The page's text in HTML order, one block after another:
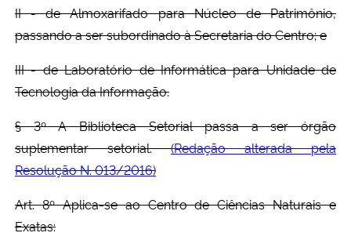
II - de Almoxarifado para Núcleo de Patrimônio,
passando a ser subordinado à Secretaria do Centro; e
III - de Laboratório de Informática para Unidade de
Tecnologia da Informação.
§ 3º A Biblioteca Setorial passa a ser órgão
suplementar setorial.
(Redação alterada pela
Resolução N. 013/2016)
Art. 8º Aplica-se ao Centro de Ciências Naturais e
Exatas: